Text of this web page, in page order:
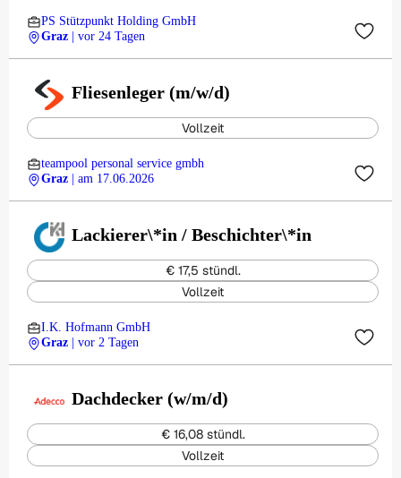
PS Stützpunkt Holding GmbH
Graz
| vor 24 Tagen
Fliesenleger (m/w/d)
Vollzeit
teampool personal service gmbh
Graz
| am 17.06.2026
Lackierer\*in / Beschichter\*in
€ 17,5 stündl.
Vollzeit
I.K. Hofmann GmbH
Graz
| vor 2 Tagen
Dachdecker (w/m/d)
€ 16,08 stündl.
Vollzeit